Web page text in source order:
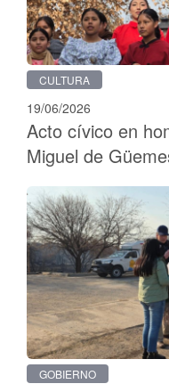
CULTURA
19/06/2026
Acto cívico en
Miguel de
GOBIERNO